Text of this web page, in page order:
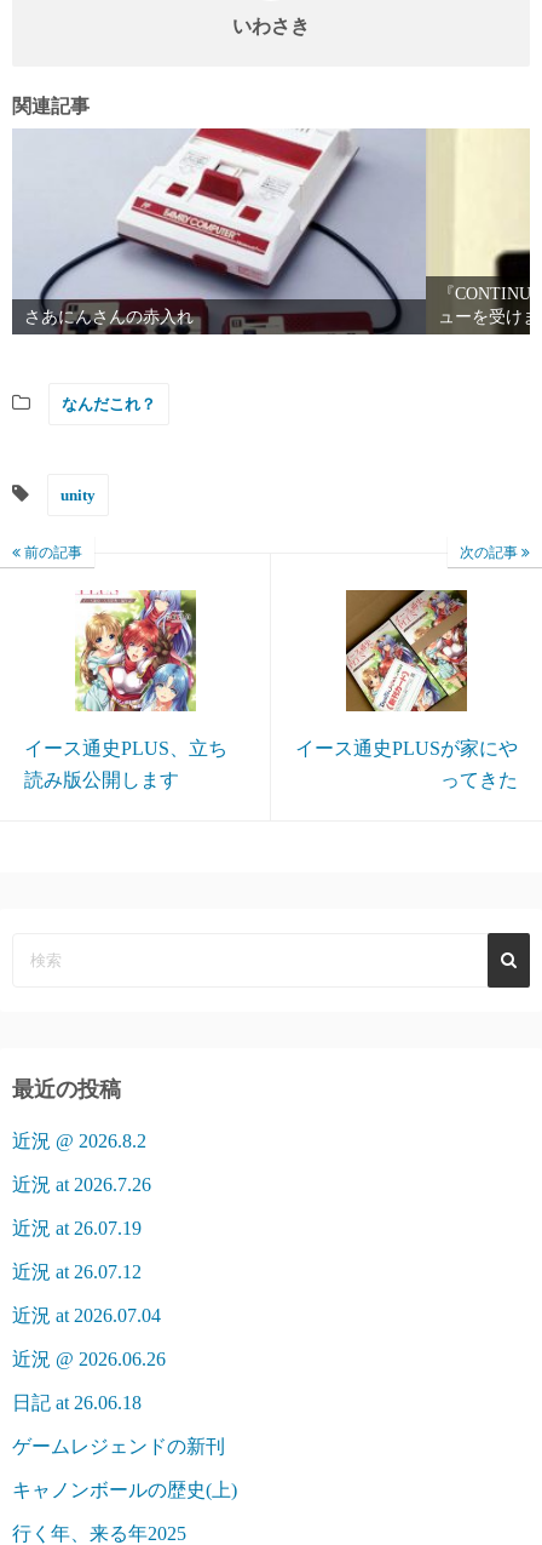
いわさき
関連記事
さあにんさんの赤入れ
『
ューを受け
なんだこれ？
unity
前の記事
イース通史PLUS、立ち
読み版公開します
次の記事
イース通史PLUSが家にや
ってきた
最近の投稿
近況 @ 2026.8.2
近況 at 2026.7.26
近況 at 26.07.19
近況 at 26.07.12
近況 at 2026.07.04
近況 @ 2026.06.26
日記 at 26.06.18
ゲームレジェンドの新刊
キャノンボールの歴史(上)
行く年、来る年2025